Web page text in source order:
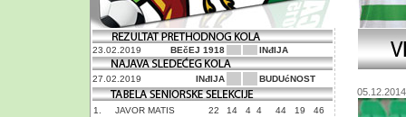
23.02.2019 BEčEJ 1918 INđIJA
27.02.2019 INđIJA BUDUćNOST
1. JAVOR MATIS 22 14 4 4 44 19
46
05.12.2014